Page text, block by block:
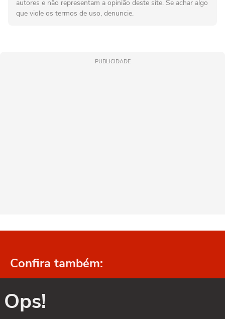
autores e não representam a opinião deste site. Se achar algo
que viole os termos de uso, denuncie.
PUBLICIDADE
Confira também:
Ops!